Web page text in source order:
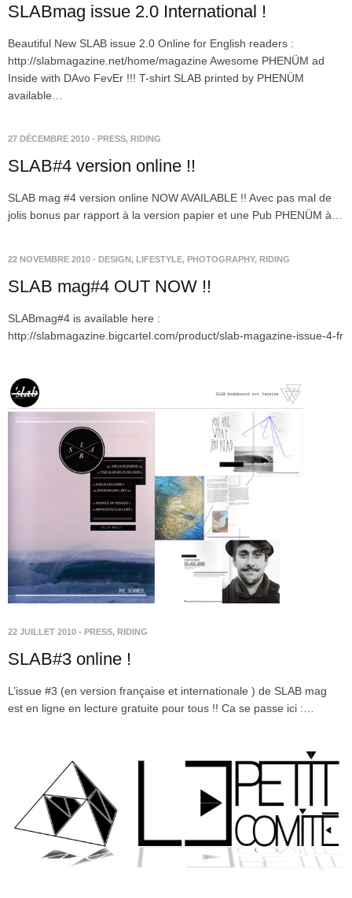
SLABmag issue 2.0 International !
Beautiful New SLAB issue 2.0 Online for English readers :
http://slabmagazine.net/home/magazine Awesome PHENÜM ad
Inside with DAvo FevEr !!! T-shirt SLAB printed by PHENÜM
available…
27 DÉCEMBRE 2010 - PRESS, RIDING
SLAB#4 version online !!
SLAB mag #4 version online NOW AVAILABLE !! Avec pas mal de
jolis bonus par rapport à la version papier et une Pub PHENÜM à…
22 NOVEMBRE 2010 - DESIGN, LIFESTYLE, PHOTOGRAPHY, RIDING
SLAB mag#4 OUT NOW !!
SLABmag#4 is available here :
http://slabmagazine.bigcartel.com/product/slab-magazine-issue-4-fr
22 JUILLET 2010 - PRESS, RIDING
SLAB#3 online !
L’issue #3 (en version française et internationale ) de SLAB mag
est en ligne en lecture gratuite pour tous !! Ca se passe ici :…